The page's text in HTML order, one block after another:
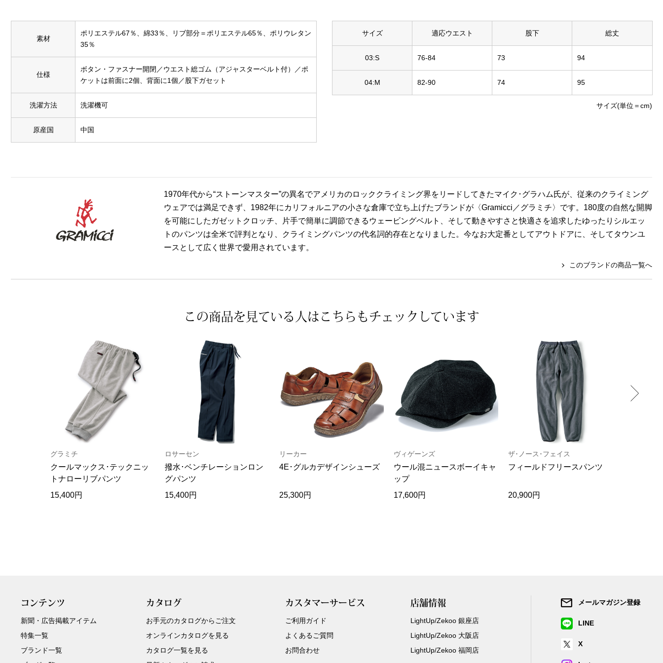
素材
ポリエステル67％、綿33％、リブ部分＝ポリエステル65％、ポリウレタン
35％
仕様
ボタン・ファスナー開閉／ウエスト総ゴム（アジャスターベルト付）／ポ
ケットは前面に2個、背面に1個／股下ガセット
洗濯方法 洗濯機可
原産国 中国
サイズ 適応ウエスト 股下 総丈
03:S 76-84 73 94
04:M 82-90 74 95
サイズ(単位＝cm)
1970年代から“ストーンマスター”の異名でアメリカのロッククライミング界をリードしてきたマイク･グラハム氏が、従来のクライミング
ウェアでは満足できず、1982年にカリフォルニアの小さな倉庫で立ち上げたブランドが〈Gramicci／グラミチ〉です。180度の自然な開脚
を可能にしたガゼットクロッチ、片手で簡単に調節できるウェービングベルト、そして動きやすさと快適さを追求したゆったりシルエッ
トのパンツは全米で評判となり、クライミングパンツの代名詞的存在となりました。今なお大定番としてアウトドアに、そしてタウンユ
ースとして広く世界で愛用されています。
このブランドの商品一覧へ
この商品を見ている人は こちらもチェックしています
グラミチ
クールマックス･テックニッ
トナローリブパンツ
15,400円
ロサーセン
撥水･ベンチレーションロン
グパンツ
15,400円
リーカー
4E･グルカデザインシューズ
25,300円
ヴィゲーンズ
ウール混ニュースボーイキャ
ップ
17,600円
ザ･ノース･フェイス
フィールドフリースパンツ
20,900円
コンテンツ
新聞・広告掲載アイテム
特集一覧
ブランド一覧
カタログ
お手元のカタログからご注文
オンラインカタログを見る
カタログ一覧を見る
カスタマーサービス
ご利用ガイド
よくあるご質問
お問合わせ
店舗情報
LightUp/Zekoo 銀座店
LightUp/Zekoo 大阪店
LightUp/Zekoo 福岡店
メールマガジン登録
LINE
X